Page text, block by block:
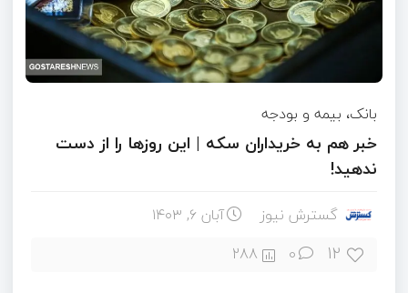
بانک، بیمه و بودجه
خبر هم به خریداران سکه | این روزها را از دست
ندهید!
گسترش نیوز آبان ۶, ۱۴۰۳
12
0
288